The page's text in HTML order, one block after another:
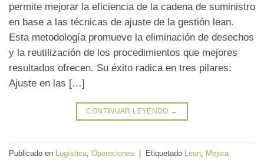
permite mejorar la eficiencia de la cadena de suministro
en base a las técnicas de ajuste de la gestión lean.
Esta metodología promueve la eliminación de desechos
y la reutilización de los procedimientos que mejores
resultados ofrecen. Su éxito radica en tres pilares:
Ajuste en las […]
CONTINUAR LEYENDO →
Publicado en Logística Operaciones Etiquetado Lean
Mejora